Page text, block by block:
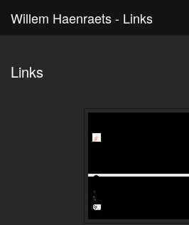
Willem Haenraets - Links
Links